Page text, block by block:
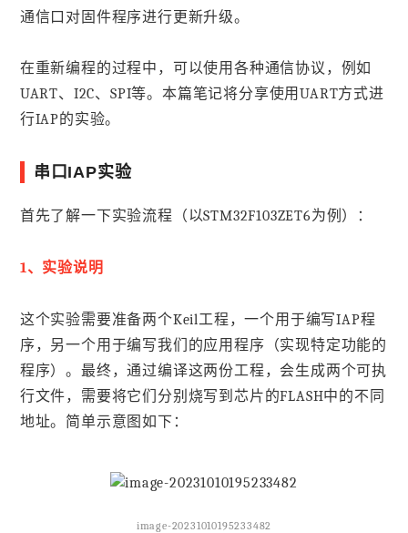
通信口对固件程序进行更新升级。
在重新编程的过程中，可以使用各种通信协议，例如
UART、I2C、SPI等。本篇笔记将分享使用UART方式进
行IAP的实验。
串口IAP实验
首先了解一下实验流程（以STM32F103ZET6为例）：
1、实验说明
这个实验需要准备两个Keil工程，一个用于编写IAP程
序，另一个用于编写我们的应用程序（实现特定功能的
程序）。最终，通过编译这两份工程，会生成两个可执
行文件，需要将它们分别烧写到芯片的FLASH中的不同
地址。简单示意图如下：
image-20231010195233482